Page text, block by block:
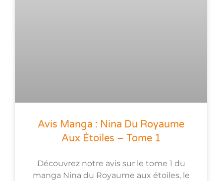
Avis Manga : Nina Du Royaume
Aux Étoiles – Tome 1
Découvrez notre avis sur le tome 1 du
manga Nina du Royaume aux étoiles, le